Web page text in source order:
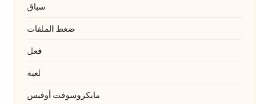
سباق
ضغط الملفات
فعل
لعبة
مايكروسوفت أوفيس